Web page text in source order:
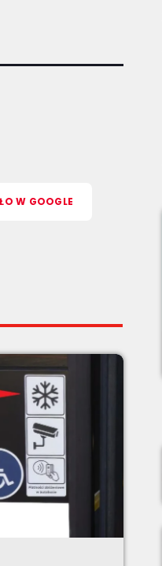
W GOOGLE